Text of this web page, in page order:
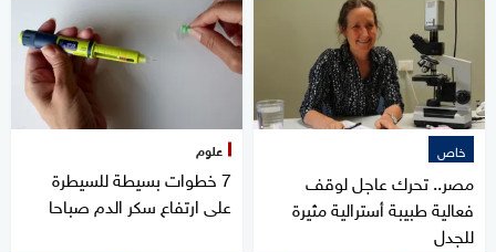
خاص
مصر.. تحرك عاجل لوقف
فعالية طبيبة أسترالية مثيرة
للجدل
علوم
7 خطوات بسيطة للسيطرة
على ارتفاع سكر الدم صباحا